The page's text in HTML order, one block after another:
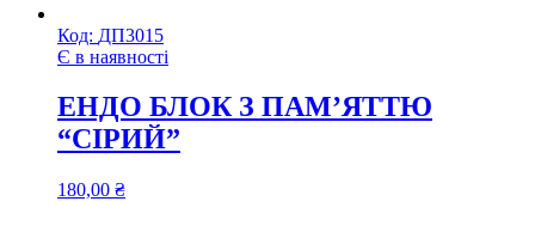
Код: ДП3015
Є в наявності
ЕНДО БЛОК З ПАМ’ЯТТЮ
“СІРИЙ”
180,00 ₴